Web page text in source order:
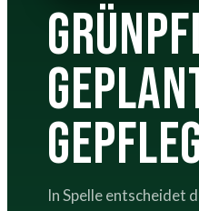
In Spelle entscheidet